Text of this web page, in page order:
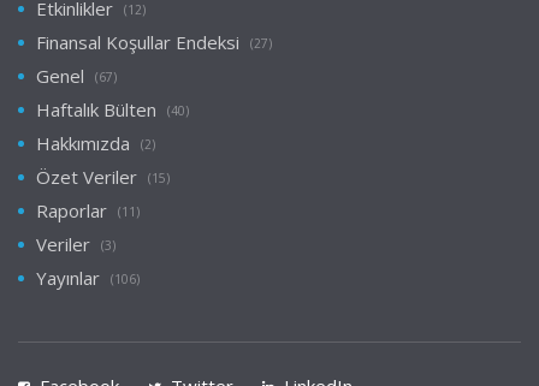
Etkinlikler (12)
Finansal Koşullar Endeksi (27)
Genel (67)
Haftalık Bülten (40)
Hakkımızda (2)
Özet Veriler (15)
Raporlar (11)
Veriler (3)
Yayınlar (106)